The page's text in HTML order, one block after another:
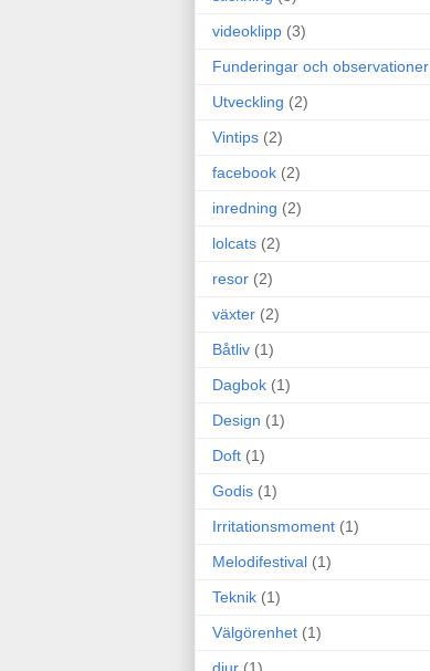
videoklipp (3)
Funderingar och observationer
Utveckling (2)
Vintips (2)
facebook (2)
inredning (2)
lolcats (2)
resor (2)
växter (2)
Båtliv (1)
Dagbok (1)
Design (1)
Doft (1)
Godis (1)
Irritationsmoment (1)
Melodifestival (1)
Teknik (1)
Välgörenhet (1)